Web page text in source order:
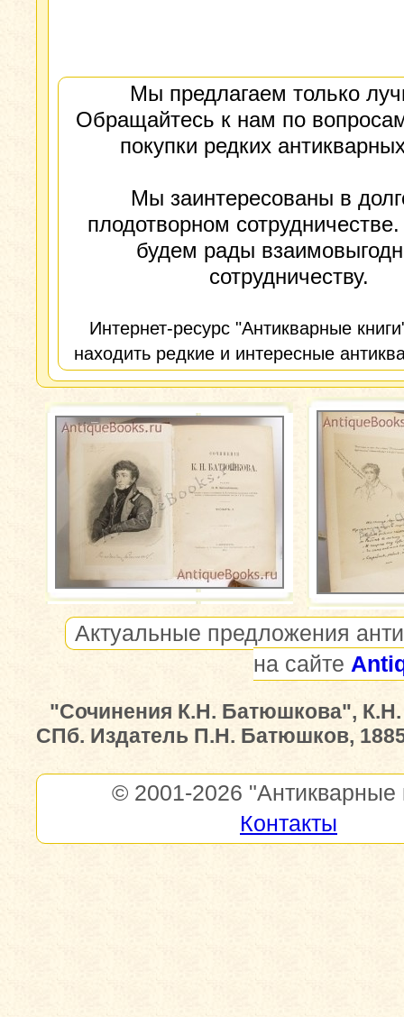
Мы предлагаем только
Обращайтесь к нам по
покупки редких
Мы заинтересованы в
плодотворном
будем рады
сотрудничеству.
Интернет-ресурс "Антикварные
находить редкие и интересные
Актуальные предложения
на сайте
"Сочинения К.Н. Батюшкова",
СПб. Издатель П.Н. Батюшков,
© 2001-2026 "Антикварные
Контакты